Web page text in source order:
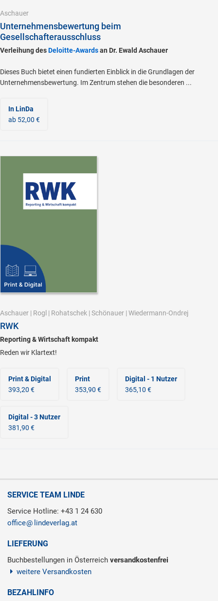
Aschauer
Unternehmensbewertung beim
Gesellschafterausschluss
Verleihung desDeloitte-Awardsan Dr. Ewald Aschauer
Dieses Buch bietet einen fundierten Einblick in die Grundlagen der
Unternehmensbewertung. Im Zentrum stehen die besonderen ...
In LinDa
ab 52,00 €
Aschauer | Rogl | Rohatschek | Schönauer | Wiedermann-Ondrej
RWK
Reporting & Wirtschaft kompakt
Reden wir Klartext!
Print & Digital
393,20 €
Print
353,90 €
Digital - 1 Nutzer
365,10 €
Digital - 3 Nutzer
381,90 €
SERVICE TEAM LINDE
Service Hotline: +43 1 24 630
office
lindeverlag.at
LIEFERUNG
Buchbestellungen in Österreich versandkostenfrei
weitere Versandkosten
BEZAHLINFO